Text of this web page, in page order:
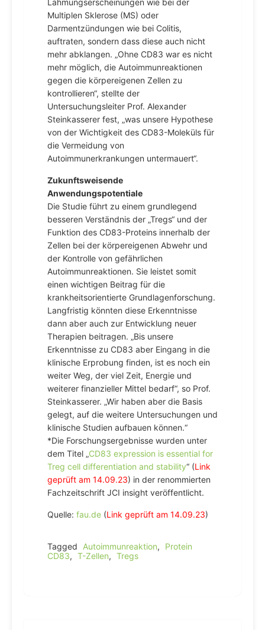
Lähmungserscheinungen wie bei der
Multiplen Sklerose (MS) oder
Darmentzündungen wie bei Colitis,
auftraten, sondern dass diese auch nicht
mehr abklangen. „Ohne CD83 war es nicht
mehr möglich, die Autoimmunreaktionen
gegen die körpereigenen Zellen zu
kontrollieren“, stellte der
Untersuchungsleiter Prof. Alexander
Steinkasserer fest, „was unsere Hypothese
von der Wichtigkeit des CD83-Moleküls für
die Vermeidung von
Autoimmunerkrankungen untermauert“.
Zukunftsweisende
Anwendungspotentiale
Die Studie führt zu einem grundlegend
besseren Verständnis der „Tregs“ und der
Funktion des CD83-Proteins innerhalb der
Zellen bei der körpereigenen Abwehr und
der Kontrolle von gefährlichen
Autoimmunreaktionen. Sie leistet somit
einen wichtigen Beitrag für die
krankheitsorientierte Grundlagenforschung.
Langfristig könnten diese Erkenntnisse
dann aber auch zur Entwicklung neuer
Therapien beitragen. „Bis unsere
Erkenntnisse zu CD83 aber Eingang in die
klinische Erprobung finden, ist es noch ein
weiter Weg, der viel Zeit, Energie und
weiterer finanzieller Mittel bedarf“, so Prof.
Steinkasserer. „Wir haben aber die Basis
gelegt, auf die weitere Untersuchungen und
klinische Studien aufbauen können.“
*Die Forschungsergebnisse wurden unter
dem Titel „CD83 expression is essential for
Treg cell differentiation and stability“ (Link
geprüft am 14.09.23) in der renommierten
Fachzeitschrift JCI insight veröffentlicht.
Quelle: fau.de (Link geprüft am 14.09.23)
Tagged Autoimmunreaktion,
Protein
CD83, T-Zellen, Tregs